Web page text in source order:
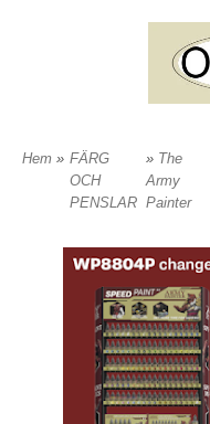
Hem » FÄRG
OCH
PENSLAR
» The
Army
Painter